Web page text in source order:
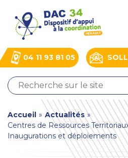
contenu
principal
04 11 93 81 05
QUI
SOMMES-
?
NOS
ACTIONS
ACTUALITÉS
You
are
Accueil » Actualités »
Centres de Ressources
Inaugurations et déploiements